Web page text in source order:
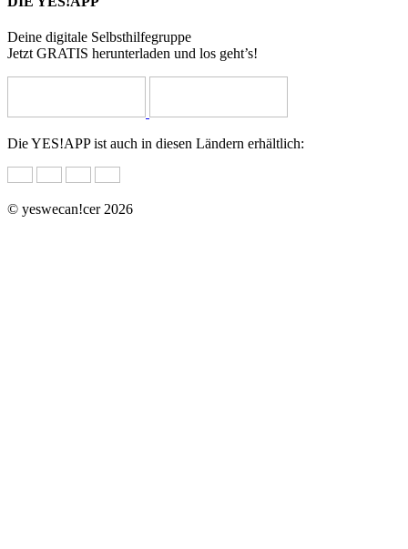
Deine digitale Selbsthilfegruppe
Jetzt GRATIS herunterladen und los geht’s!
Die YES!APP ist auch in diesen Ländern erhältlich:
© yeswecan!cer 2026